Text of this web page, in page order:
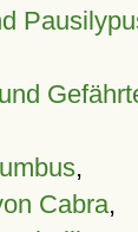
,
Cabra,